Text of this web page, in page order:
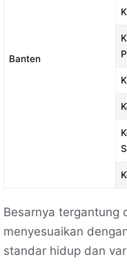
Banten
Besarnya tergantung
menyesuaikan
standar hidup dan